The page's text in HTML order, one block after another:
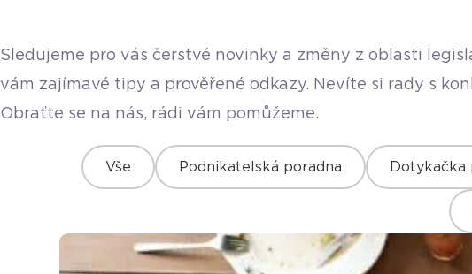
Sledujeme pro vás čerstvé novinky a změny z oblasti
vám zajímavé tipy a prověřené odkazy. Nevíte si rady s
Obraťte se na nás, rádi vám pomůžeme.
Vše Podnikatelská poradna Dotykačka